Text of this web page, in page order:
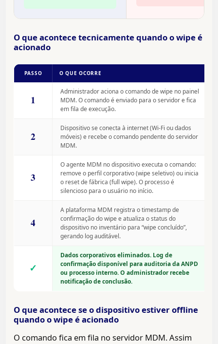
O que acontece tecnicamente quando o wipe é
acionado
PASSO O QUE OCORRE
1
Administrador aciona o comando de wipe no painel
MDM. O comando é enviado para o servidor e fica
em fila de execução.
2
Dispositivo se conecta à internet (Wi-Fi ou dados
móveis) e recebe o comando pendente do servidor
MDM.
3
O agente MDM no dispositivo executa o comando:
remove o perfil corporativo (wipe seletivo) ou inicia
o reset de fábrica (full wipe). O processo é
silencioso para o usuário no início.
4
A plataforma MDM registra o timestamp de
confirmação do wipe e atualiza o status do
dispositivo no inventário para “wipe concluído”,
gerando log auditável.
✓
Dados corporativos eliminados. Log de
confirmação disponível para auditoria da ANPD
ou processo interno. O administrador recebe
notificação de conclusão.
O que acontece se o dispositivo estiver offline
quando o wipe é acionado
O comando fica em fila no servidor MDM. Assim